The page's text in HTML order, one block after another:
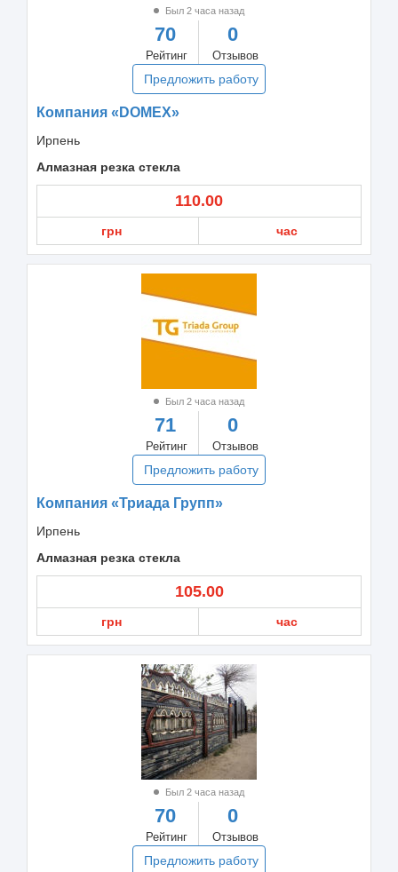
Был 2 часа назад
70
Рейтинг
0
Отзывов
Предложить работу
Компания «DOMEX»
Ирпень
Алмазная резка стекла
110.00
грн час
Был 2 часа назад
71
Рейтинг
0
Отзывов
Предложить работу
Компания «Триада Групп»
Ирпень
Алмазная резка стекла
105.00
грн час
Был 2 часа назад
70
Рейтинг
0
Отзывов
Предложить работу